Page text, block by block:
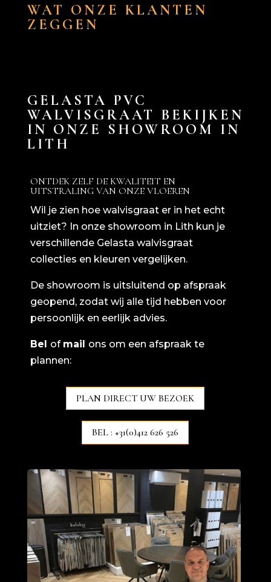
WAT ONZE KLANTEN
ZEGGEN
GELASTA PVC
WALVISGRAAT BEKIJKEN
IN ONZE SHOWROOM IN
LITH
ONTDEK ZELF DE KWALITEIT EN
UITSTRALING VAN ONZE VLOEREN
Wil je zien hoe walvisgraat er in het echt
uitziet? In onze showroom in Lith kun je
verschillende Gelasta walvisgraat
collecties en kleuren vergelijken.
De showroom is uitsluitend op afspraak
geopend, zodat wij alle tijd hebben voor
persoonlijk en eerlijk advies.
Bel of mail ons om een afspraak te
plannen:
PLAN DIRECT UW BEZOEK
BEL : +31(0)412 626 526